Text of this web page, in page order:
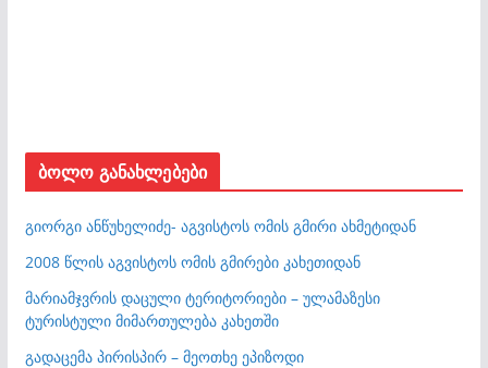
ბოლო განახლებები
გიორგი ანწუხელიძე- აგვისტოს ომის გმირი ახმეტიდან
2008 წლის აგვისტოს ომის გმირები კახეთიდან
მარიამჯვრის დაცული ტერიტორიები – ულამაზესი
ტურისტული მიმართულება კახეთში
გადაცემა პირისპირ – მეოთხე ეპიზოდი